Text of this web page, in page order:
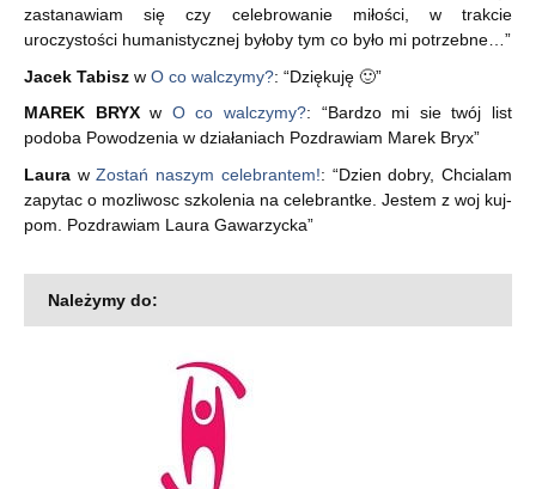
zastanawiam się czy celebrowanie miłości, w trakcie
uroczystości humanistycznej byłoby tym co było mi potrzebne… ”
Jacek Tabisz w O co walczymy?: “Dziękuję 🙂”
MAREK BRYXw O co walczymy?: “Bardzo mi sie twój list
podoba Powodzenia w działaniach Pozdrawiam Marek Bryx”
Laura wZostań naszym celebrantem!: “Dzien dobry, Chcialam
zapytac o mozliwosc szkolenia na celebrantke. Jestem z woj kuj-
pom. Pozdrawiam Laura Gawarzycka”
Należymy do: